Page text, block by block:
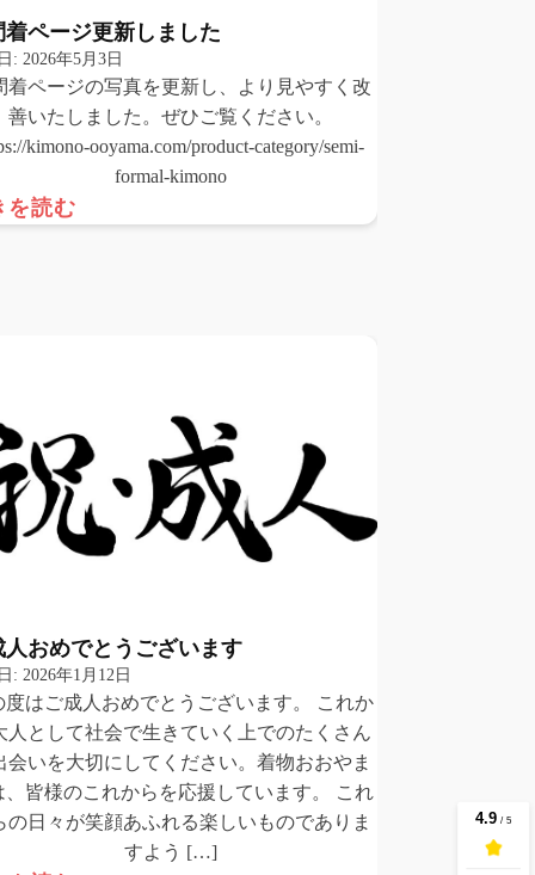
ページ更新しました
: 2026年5月3日
着ページの写真を更新し、より見やすく改
善いたしました。ぜひご覧ください。
kimono-ooyama.com/product-category/semi-
formal-kimono
を読む
人おめでとうございます
: 2026年1月12日
度はご成人おめでとうございます。 これか
人として社会で生きていく上でのたくさん
会いを大切にしてください。着物おおやま
、皆様のこれからを応援しています。 これ
の日々が笑顔あふれる楽しいものでありま
すよう […]